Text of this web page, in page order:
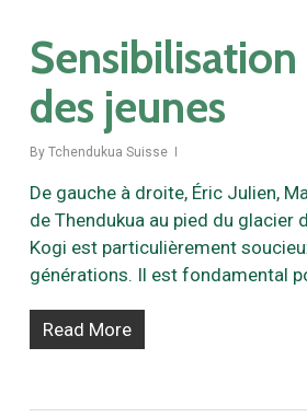
des jeunes
By Tchendukua Suisse
De gauche à droite, Éric Julien,
de Thendukua au pied du glacier
Kogi est particulièrement
générations. Il est fondamental
Read More